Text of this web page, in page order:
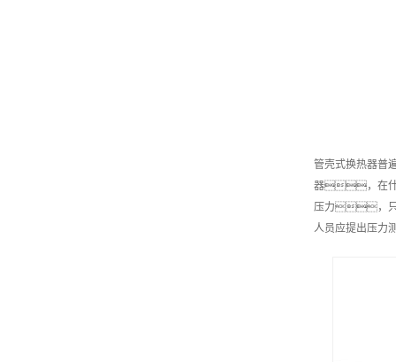
管壳式换热器普
器，在什
压力，
人员应提出压